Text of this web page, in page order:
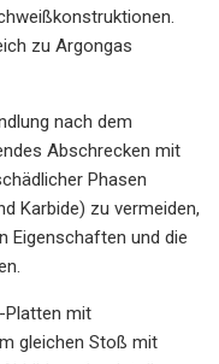
zu Argongas
nach dem
Abschrecken mit
Phasen
Karbide) zu vermeiden,
Eigenschaften und die
Platten mit
gleichen Stoß mit